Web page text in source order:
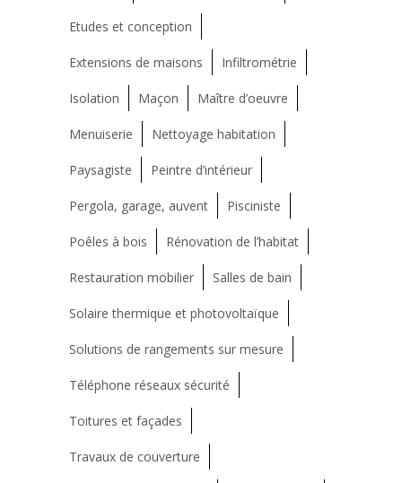
Etudes et conception
Extensions de maisons Infiltrométrie
Isolation Maçon Maître d’oeuvre
Menuiserie Nettoyage habitation
Paysagiste Peintre d’intérieur
Pergola, garage, auvent Pisciniste
Poêles à bois Rénovation de l’habitat
Restauration mobilier Salles de bain
Solaire thermique et photovoltaïque
Solutions de rangements sur mesure
Téléphone réseaux sécurité
Toitures et façades
Travaux de couverture